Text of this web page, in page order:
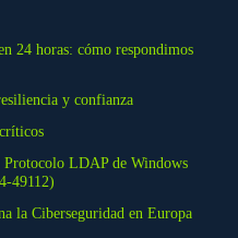
24 horas: cómo respondimos
y confianza
Protocolo LDAP de Windows
49112)
la Ciberseguridad en Europa